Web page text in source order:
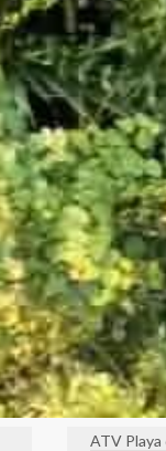
ATV Playa